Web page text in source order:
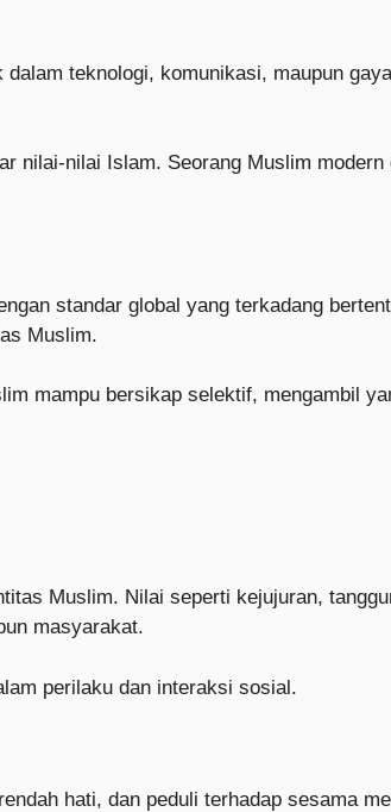
teknologi, komunikasi, maupun
nilai-nilai Islam. Seorang Muslim
standar global yang terkadang
Muslim.
mampu bersikap selektif, mengambil
Muslim. Nilai seperti kejujuran,
masyarakat.
perilaku dan interaksi sosial.
hati, dan peduli terhadap sesama